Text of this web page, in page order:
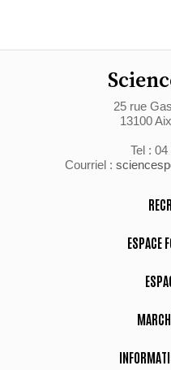
25 rue
13100
Tel :
Courriel :
ESPACE